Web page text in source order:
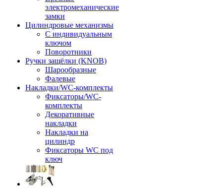
электромеханические
замки
Цилиндровые механизмы
С индивидуальным
ключом
Поворотники
Ручки защёлки (KNOB)
Шарообразные
Фалевые
Накладки/WC-комплекты
Фиксаторы/WC-
комплекты
Декоративные
накладки
Накладки на
цилиндр
Фиксаторы WC под
ключ